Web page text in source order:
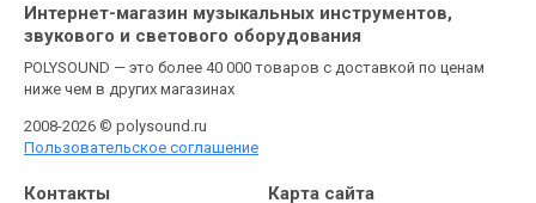
Интернет-магазин музыкальных инструментов,
звукового и светового оборудования
POLYSOUND — это более 40 000 товаров с доставкой по ценам
ниже чем в других магазинах
2008-2026 © polysound.ru
Пользовательское соглашение
Контакты Карта сайта